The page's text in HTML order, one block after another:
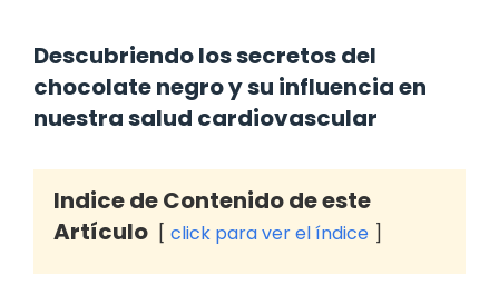
Descubriendo los secretos del
chocolate negro y su influencia en
nuestra salud cardiovascular
Indice de Contenido de este
Artículo
click para ver el índice